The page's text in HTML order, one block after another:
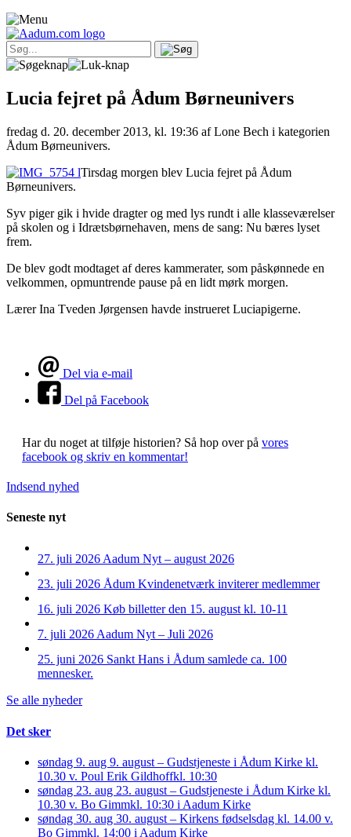
Lucia fejret på Ådum Børneunivers
fredag d. 20. december 2013, kl. 19:36 af Lone Bech i kategorien
Ådum Børneunivers.
Tirsdag morgen blev Lucia fejret på Ådum
Børneunivers.
Syv piger gik i hvide dragter og med lys rundt i alle klasseværelser
på skolen og i Idrætsbørnehaven, mens de sang: Nu bæres lyset
frem.
De blev godt modtaget af deres kammerater, som påskønnede en
velkommen, opmuntrende pause på en lidt mørk morgen.
Lærer Ina Tveden Jørgensen havde instrueret Luciapigerne.
Del via e-mail
Del på Facebook
Har du noget at tilføje historien? Så hop over på vores
facebook og skriv en kommentar!
Indsend nyhed
Seneste nyt
27. juli 2026 Aadum Nyt – august 2026
23. juli 2026 Ådum Kvindenetværk inviterer medlemmer
16. juli 2026 Køb billetter den 15. august kl. 10-11
7. juli 2026 Aadum Nyt – Juli 2026
25. juni 2026 Sankt Hans i Ådum samlede ca. 100
mennesker.
Se alle nyheder
Det sker
søndag 9. aug 9. august – Gudstjeneste i Ådum Kirke kl.
10.30 v. Poul Erik Gildhoffkl. 10:30
søndag 23. aug 23. august – Gudstjeneste i Ådum Kirke kl.
10.30 v. Bo Gimmkl. 10:30 i Aadum Kirke
søndag 30. aug 30. august – Kirkens fødselsdag kl. 14.00 v.
Bo Gimmkl. 14:00 i Aadum Kirke